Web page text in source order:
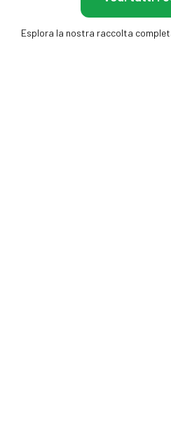
Esplora la nostra raccolta